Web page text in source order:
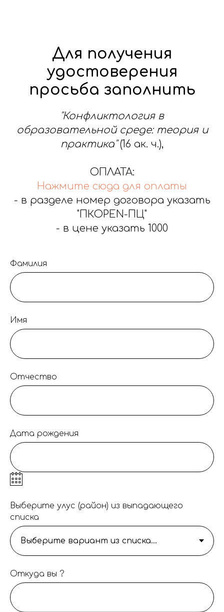
Для получения
удостоверения
просьба заполнить
"Конфликтология в
образовательной среде: теория и
практика"(16 ак. ч.),
ОПЛАТА:
Нажмите сюда для оплаты
- в разделе номер договора указать
"ПКOPEN-ПЦ"
- в цене указать 1000
Фамилия
Имя
Отчество
Дата рождения
Выберите улус (район) из выпадающего
списка
Откуда вы ?